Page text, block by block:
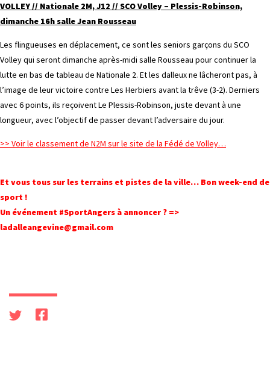
VOLLEY // Nationale 2M, J12 // SCO Volley – Plessis-Robinson,
dimanche 16h salle Jean Rousseau
Les flingueuses en déplacement, ce sont les seniors garçons du SCO
Volley qui seront dimanche après-midi salle Rousseau pour continuer la
lutte en bas de tableau de Nationale 2. Et les dalleux ne lâcheront pas, à
l’image de leur victoire contre Les Herbiers avant la trêve (3-2). Derniers
avec 6 points, ils reçoivent Le Plessis-Robinson, juste devant à une
longueur, avec l’objectif de passer devant l’adversaire du jour.
>> Voir le classement de N2M sur le site de la Fédé de Volley…
Et vous tous sur les terrains et pistes de la ville… Bon week-end de
sport !
Un événement #SportAngers à annoncer ? =>
ladalleangevine@gmail.com